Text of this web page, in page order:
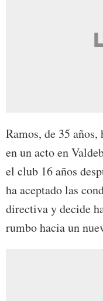
Ramos, de 35
en un acto en
el club 16 años
ha aceptado las
directiva y decide
rumbo hacia un